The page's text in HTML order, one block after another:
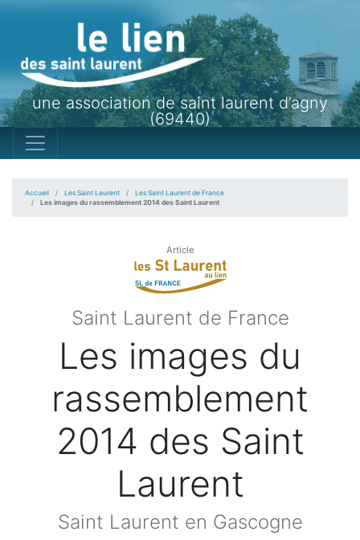
une association de saint laurent d’agny
(69440)
Accueil Les Saint Laurent
Les Saint Laurent de France
Les images du rassemblement 2014 des Saint Laurent
Article
Saint Laurent de France
Les images du
rassemblement
2014 des Saint
Laurent
Saint Laurent en Gascogne